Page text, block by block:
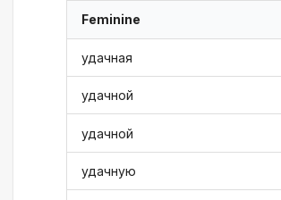
Feminine
удачная
удачной
удачной
удачную